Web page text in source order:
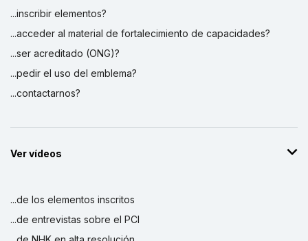
...inscribir elementos?
...acceder al material de fortalecimiento de capacidades?
...ser acreditado (ONG)?
...pedir el uso del emblema?
...contactarnos?
Ver vídeos
...de los elementos inscritos
...de entrevistas sobre el PCI